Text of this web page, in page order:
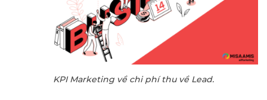
KPI Marketing về chi phí thu về Lead.